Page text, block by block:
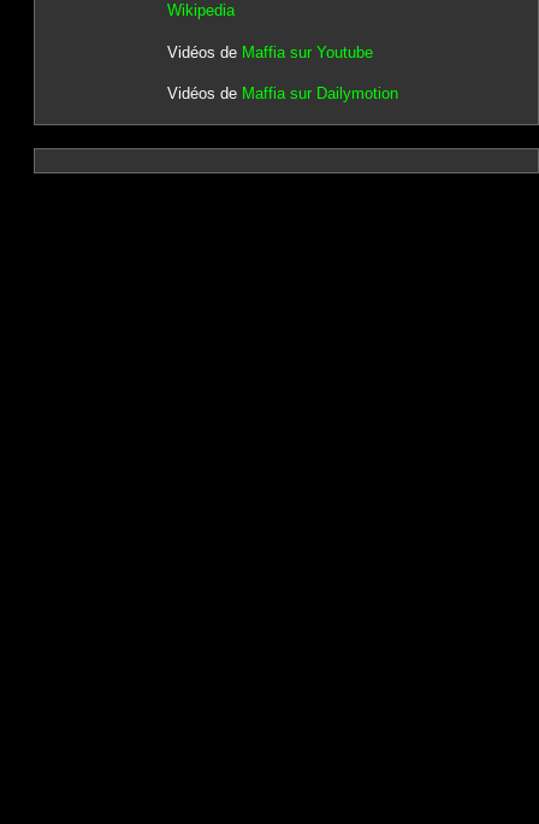
Wikipedia
Vidéos de Maffia sur Youtube
Vidéos de Maffia sur Dailymotion